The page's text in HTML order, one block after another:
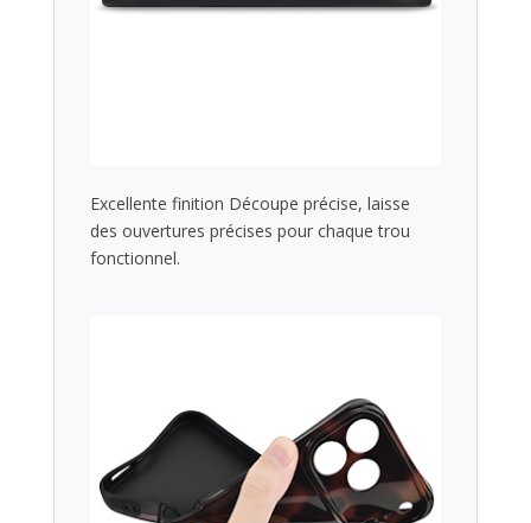
Excellente finition Découpe précise, laisse
des ouvertures précises pour chaque trou
fonctionnel.